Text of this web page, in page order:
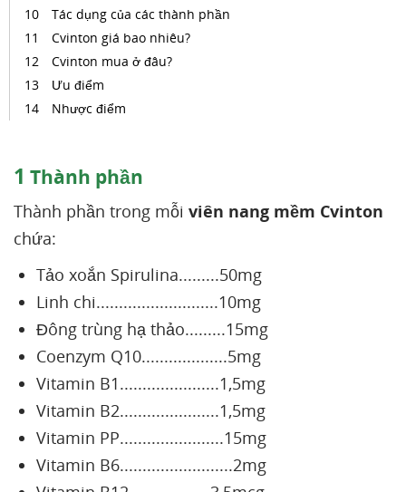
Tác dụng của các thành phần
Cvinton giá bao nhiêu?
Cvinton mua ở đâu?
Ưu điểm
Nhược điểm
1 Thành phần
Thành phần trong mỗi viên nang mềm Cvinton
chứa:
Tảo xoắn Spirulina.........50mg
Linh chi...........................10mg
Đông trùng hạ thảo.........15mg
Coenzym Q10...................5mg
Vitamin B1......................1,5mg
Vitamin B2......................1,5mg
Vitamin PP.......................15mg
Vitamin B6.........................2mg